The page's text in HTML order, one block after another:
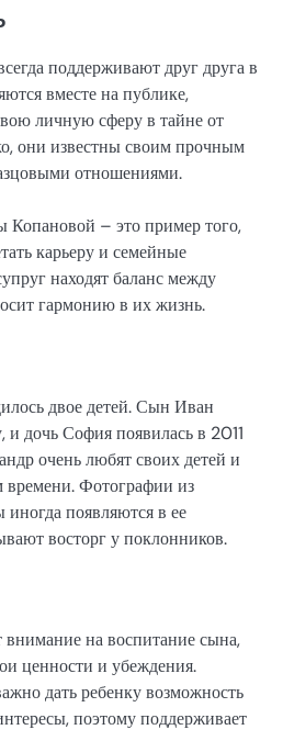
поддерживают друг друга в
вместе на публике,
личную сферу в тайне от
они известны своим прочным
отношениями.
Копановой – это пример того,
карьеру и семейные
находят баланс между
гармонию в их жизнь.
двое детей. Сын Иван
дочь София появилась в 2011
очень любят своих детей и
Фотографии из
появляются в ее
восторг у поклонников.
на воспитание сына,
ценности и убеждения.
дать ребенку возможность
поэтому поддерживает